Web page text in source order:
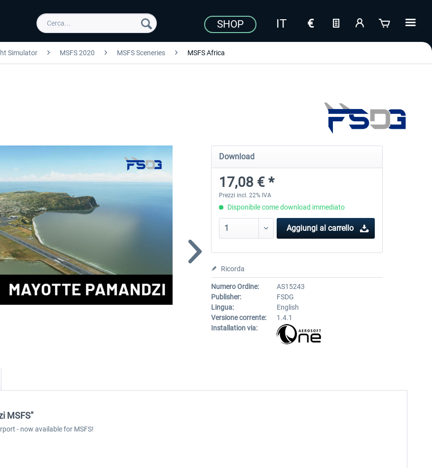
SHOP
Simulator MSFS 2020 MSFS Sceneries MSFS Africa
Download
17,08 € *
Prezzi incl. 22% IVA
Disponibile come download immediato
Aggiungi al carrello
Ricorda
Numero Ordine:
AS15243
Publisher:
FSDG
Lingua:
English
Versione corrente:
1.4.1
Installation via:
MSFS"
- now available for MSFS!